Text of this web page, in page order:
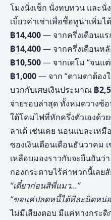
โมงนั่งเช็ก นั่งทบทวน และนั่ง
เบี้ยวค่าเช่าเพื่อซื้อทูน่าเพิ่มไ
฿14,400— จากครึ่งเดือนแ
฿14,400— จากครึ่งเดือนหลั
฿10,500— จากเดโม “จนแต่
฿1,000— จาก “ตามตาต้อง
บวกกับเศษเงินประมาณ ฿
จ่ายรอบล่าสุด ทั้งหมดวางซ้อ
ใต้โคมไฟที่หักครึ่งตัวเองด้ว
ลาเต้ เช่นเคย นอนแบละเห
ซองเงินเดือนเดือนธันวาคม
เหลือบมองราวกับจะยืนยันว่
กองกระดาษไร้ค่าพวกนี้เลย
“เดี๋ยวก่อนสิพี่แมว…”
“ขอแค่ปลดหนี้ได้ทีละนิดหน่อ
ไม่มีเสียงตอบ มีแค่หางกระดิ